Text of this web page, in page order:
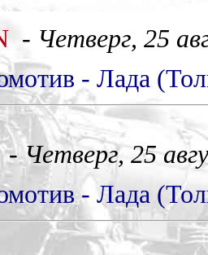
- Четверг, 25
- Лада
Четверг, 25
- Лада